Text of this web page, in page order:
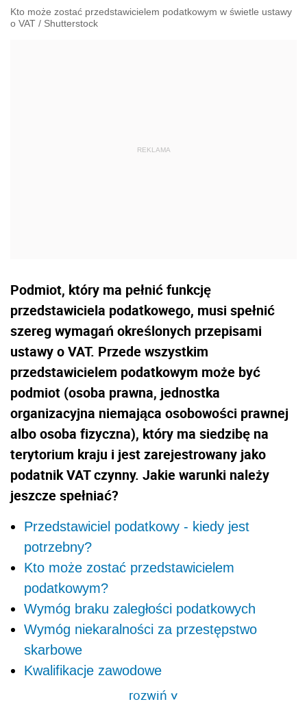
Kto może zostać przedstawicielem podatkowym w świetle ustawy
o VAT / Shutterstock
Podmiot, który ma pełnić funkcję
przedstawiciela podatkowego, musi spełnić
szereg wymagań określonych przepisami
ustawy o VAT. Przede wszystkim
przedstawicielem podatkowym może być
podmiot (osoba prawna, jednostka
organizacyjna niemająca osobowości prawnej
albo osoba fizyczna), który ma siedzibę na
terytorium kraju i jest zarejestrowany jako
podatnik VAT czynny. Jakie warunki należy
jeszcze spełniać?
Przedstawiciel podatkowy - kiedy jest
potrzebny?
Kto może zostać przedstawicielem
podatkowym?
Wymóg braku zaległości podatkowych
Wymóg niekaralności za przestępstwo
skarbowe
Kwalifikacje zawodowe
rozwiń>